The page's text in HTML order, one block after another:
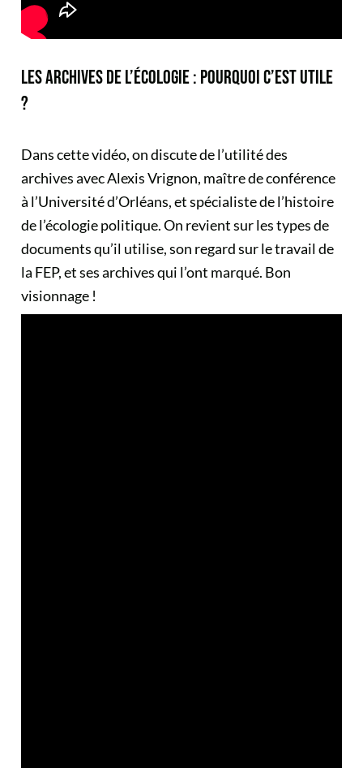
LES ARCHIVES DE L’ÉCOLOGIE : POURQUOI C’EST UTILE
?
Dans cette vidéo, on discute de l’utilité des
archives avec Alexis Vrignon, maître de conférence
à l’Université d’Orléans, et spécialiste de l’histoire
de l’écologie politique. On revient sur les types de
documents qu’il utilise, son regard sur le travail de
la FEP, et ses archives qui l’ont marqué. Bon
visionnage !